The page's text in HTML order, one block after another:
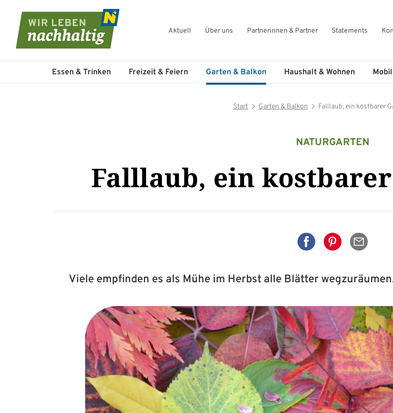
Aktuell Über uns Partnerinnen & Partner Statements
Navigation überspringen
Essen & Trinken Freizeit & Feiern Garten & Balkon Haushalt & Wohnen
Start Garten & Balkon Falllaub, ein kostbarer
NATURGARTEN
Falllaub, ein
Auf Facebook teilen
Auf Pinterest
Per
Viele empfinden es als Mühe im Herbst alle Blätter